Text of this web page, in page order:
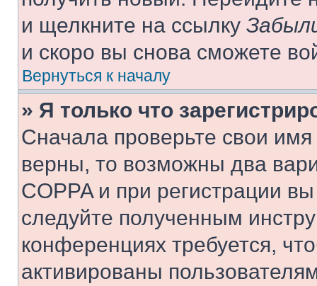
и щелкните на ссылку
и скоро вы снова сможете
Вернуться к началу
» Я только что
Сначала проверьте свои
верны, то возможны два
COPPA и при регистрации
следуйте полученным
конференциях требуется,
активированы